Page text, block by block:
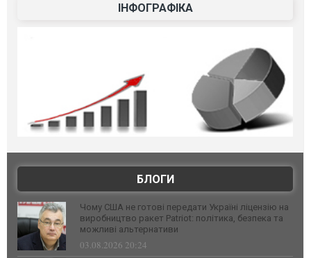
ІНФОГРАФІКА
БЛОГИ
Чому США не готові передати Україні ліцензію на
виробництво ракет Patriot: політика, безпека та
можливі альтернативи
03.08.2026 20:24